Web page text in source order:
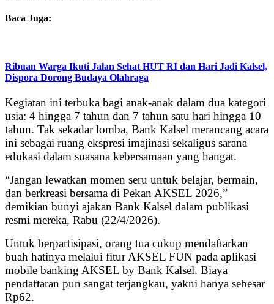
Baca Juga:
Ribuan Warga Ikuti Jalan Sehat HUT RI dan Hari Jadi Kalsel,
Dispora Dorong Budaya Olahraga
Kegiatan ini terbuka bagi anak-anak dalam dua kategori
usia: 4 hingga 7 tahun dan 7 tahun satu hari hingga 10
tahun. Tak sekadar lomba, Bank Kalsel merancang acara
ini sebagai ruang ekspresi imajinasi sekaligus sarana
edukasi dalam suasana kebersamaan yang hangat.
“Jangan lewatkan momen seru untuk belajar, bermain,
dan berkreasi bersama di Pekan AKSEL 2026,”
demikian bunyi ajakan Bank Kalsel dalam publikasi
resmi mereka, Rabu (22/4/2026).
Untuk berpartisipasi, orang tua cukup mendaftarkan
buah hatinya melalui fitur AKSEL FUN pada aplikasi
mobile banking AKSEL by Bank Kalsel. Biaya
pendaftaran pun sangat terjangkau, yakni hanya sebesar
Rp62.